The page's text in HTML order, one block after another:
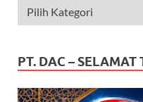
PT. DAC –